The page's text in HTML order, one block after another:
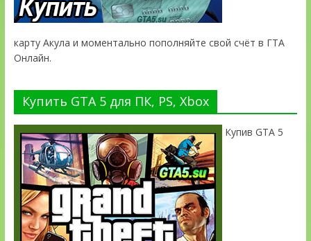
карту Акула и моментально пополняйте свой счёт в ГТА
Онлайн.
Купить GTA 5 для ПК, PS, Xbox
Купив GTA 5